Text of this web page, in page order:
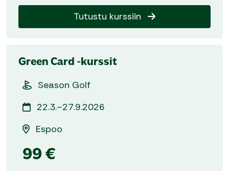
Tutustu kurssiin
Green Card -kurssit
Season Golf
22.3.–27.9.2026
Espoo
99 €